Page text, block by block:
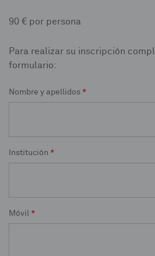
90 € por persona
Para realizar su inscripción
formulario:
Nombre y apellidos *
Institución *
Móvil *